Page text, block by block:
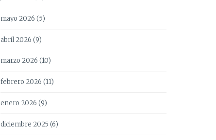
mayo 2026 (5)
abril 2026 (9)
marzo 2026 (10)
febrero 2026 (11)
enero 2026 (9)
diciembre 2025 (6)